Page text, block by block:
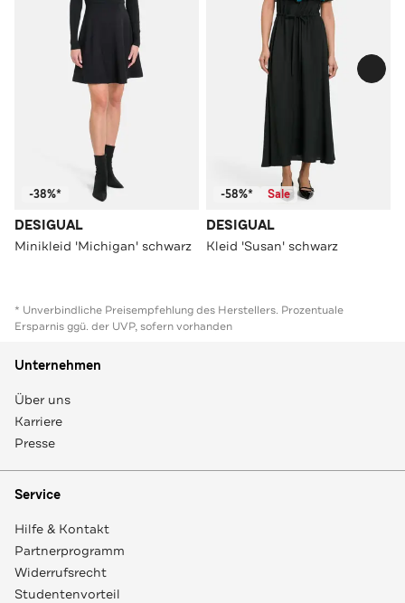
-38%*
DESIGUAL
Minikleid 'Michigan' schwarz
-58%* Sale
DESIGUAL
Kleid 'Susan' schwarz
* Unverbindliche Preisempfehlung des Herstellers. Prozentuale
Ersparnis ggü. der UVP, sofern vorhanden
Unternehmen
Über uns
Karriere
Presse
Service
Hilfe & Kontakt
Partnerprogramm
Widerrufsrecht
Studentenvorteil